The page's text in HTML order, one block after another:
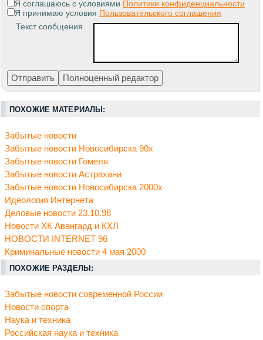
Я соглашаюсь с условиями Политики конфиденциальности
Я принимаю условия Пользовательского соглашения
Текст сообщения
ПОХОЖИЕ МАТЕРИАЛЫ:
Забытые новости
Забытые новости Новосибирска 90х
Забытые новости Гомеля
Забытые новости Астрахани
Забытые новости Новосибирска 2000х
Идеология Интернета
Деловые новости 23.10.98
Новости ХК Авангард и КХЛ
НОВОСТИ INTERNET 96
Криминальные новости 4 мая 2000
ПОХОЖИЕ РАЗДЕЛЫ:
Забытые новости современной России
Новости спорта
Наука и техника
Российская наука и техника